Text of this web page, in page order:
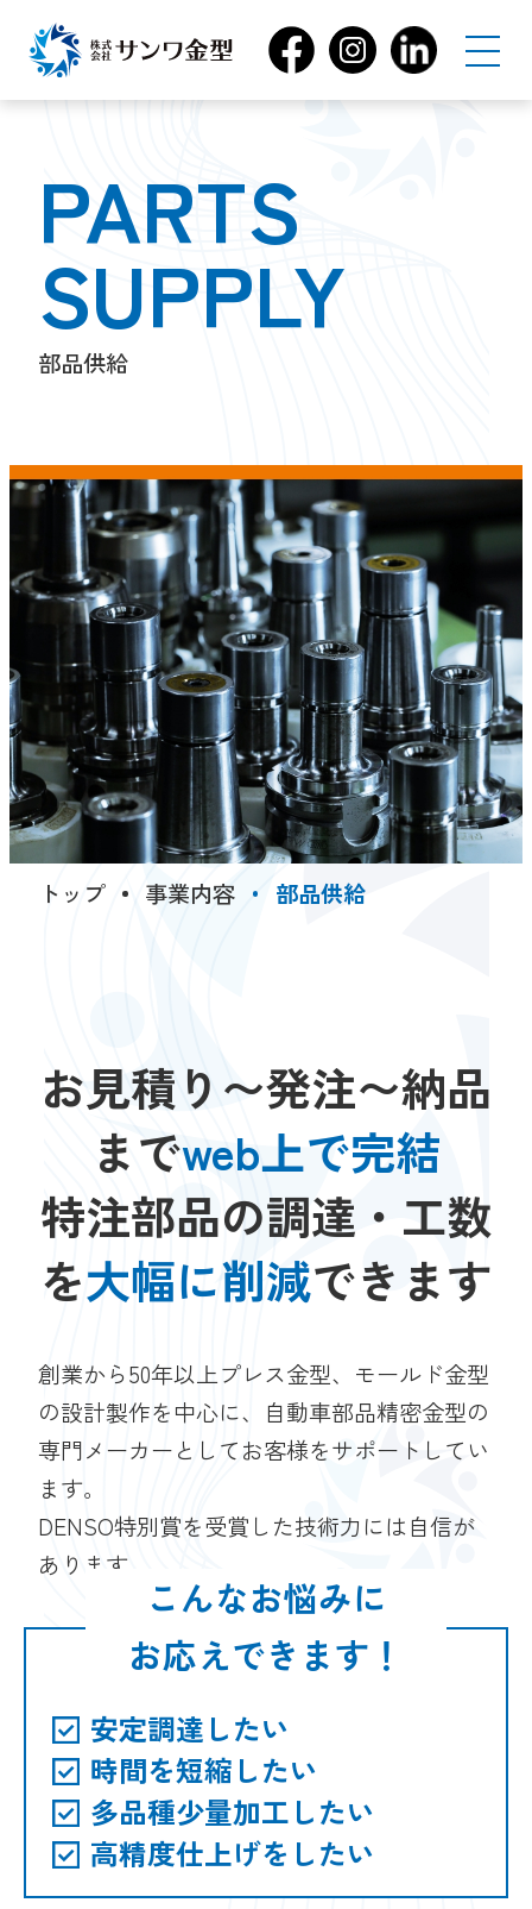
PARTS
SUPPLY
部品供給
トップ 事業内容 部品供給
お見積り〜発注〜納品
までweb上で完結
特注部品の調達・工数
を大幅に削減できます
創業から50年以上プレス金型、モールド金型
の設計製作を中心に、自動車部品精密金型の
専門メーカーとしてお客様をサポートしてい
ます。
DENSO特別賞を受賞した技術力には自信が
あります。
こんなお悩みに
お応えできます！
安定調達したい
時間を短縮したい
多品種少量加工したい
高精度仕上げをしたい